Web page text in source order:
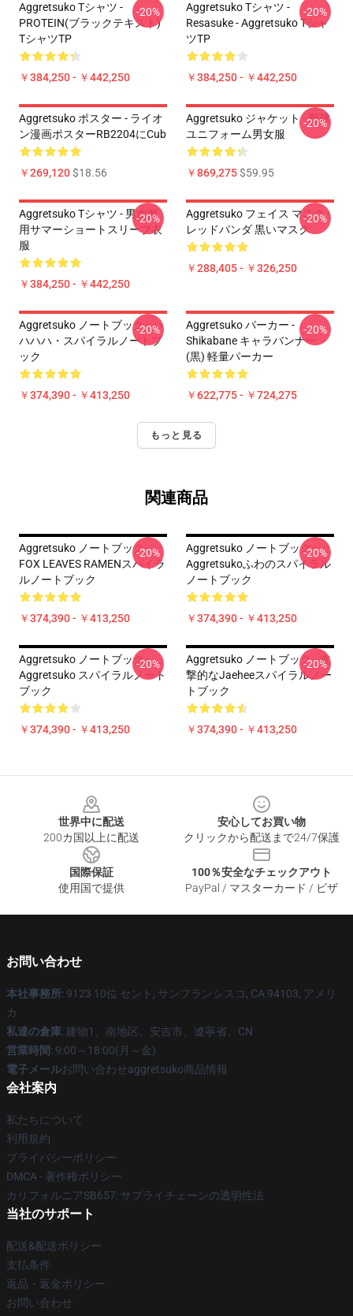
Aggretsuko Tシャツ -
PROTEIN(ブラックテキスト)
TシャツTP
￥384,250 - ￥442,250
-20%
Aggretsuko Tシャツ -
Resasuke - Aggretsuko Tシャ
ツTP
￥384,250 - ￥442,250
-20%
Aggretsuko ポスター - ライオ
ン漫画ポスターRB2204にCub
￥269,120$18.56
Aggretsuko ジャケット - 野球
ユニフォーム男女服
￥869,275$59.95
-20%
Aggretsuko Tシャツ - 男女兼
用サマーショートスリーブ衣
服
￥384,250 - ￥442,250
-20%
Aggretsuko フェイス マスク -
レッドパンダ 黒いマスク
￥288,405 - ￥326,250
-20%
Aggretsuko ノートブック - ハ
ハハハ・スパイラルノートブ
ック
￥374,390 - ￥413,250
-20%
Aggretsuko パーカー -
Shikabane キャラバンナー
(黒) 軽量パーカー
￥622,775 - ￥724,275
-20%
もっと見る
関連商品
Aggretsuko ノートブック -
FOX LEAVES RAMENスパイラ
ルノートブック
￥374,390 - ￥413,250
-20%
Aggretsuko ノートブック -
Aggretsukoふわのスパイラル
ノートブック
￥374,390 - ￥413,250
-20%
Aggretsuko ノートブック -
Aggretsuko スパイラルノート
ブック
￥374,390 - ￥413,250
-20%
Aggretsuko ノートブック - 攻
撃的なJaeheeスパイラルノー
トブック
￥374,390 - ￥413,250
-20%
世界中に配送
200カ国以上に配送
安心してお買い物
クリックから配送まで24/7保護
国際保証
使用国で提供
100％安全なチェックアウト
PayPal / マスターカード / ビザ
お問い合わせ
本社事務所: 9123 10位 セント, サンフランシスコ, CA 94103, アメリ
カ
私達の倉庫: 建物1、南地区、安吉市、遼寧省、CN
営業時間: 9:00～18:00(月～金)
電子メールお問い合わせaggretsuko商品情報
会社案内
私たちについて
利用規約
プライバシーポリシー
DMCA - 著作権ポリシー
カリフォルニアSB657: サプライチェーンの透明性法
当社のサポート
配送&配送ポリシー
支払条件
返品・返金ポリシー
お問い合わせ